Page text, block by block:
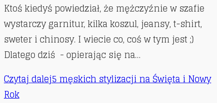
Ktoś kiedyś powiedział, że mężczyźnie w szafie
wystarczy garnitur, kilka koszul, jeansy, t-shirt,
sweter i chinosy. I wiecie co, coś w tym jest ;)
Dlatego dziś - opierając się na…
Czytaj dalej5 męskich stylizacji na Święta i Nowy
Rok